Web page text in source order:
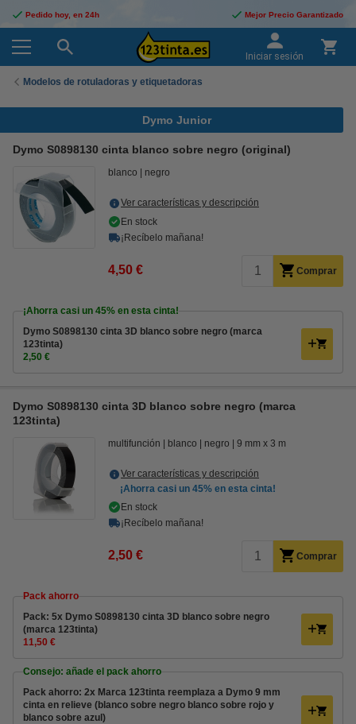
Pedido hoy, en 24h Mejor Precio Garantizado
Iniciar sesión
Modelos de rotuladoras y etiquetadoras
Dymo Junior
Dymo S0898130 cinta blanco sobre negro (original)
blanco negro
Ver características y descripción
En stock
¡Recíbelo mañana!
4,50 € Comprar
¡Ahorra casi un 45% en esta cinta!
Dymo S0898130 cinta 3D blanco sobre negro (marca
123tinta)
2,50 €
Dymo S0898130 cinta 3D blanco sobre negro (marca
123tinta)
multifunción blanco negro 9 mm x 3 m
Ver características y descripción
¡Ahorra casi un 45% en esta cinta!
En stock
¡Recíbelo mañana!
2,50 € Comprar
Pack ahorro
Pack: 5x Dymo S0898130 cinta 3D blanco sobre negro
(marca 123tinta)
11,50 €
Consejo: añade el pack ahorro
Pack ahorro: 2x Marca 123tinta reemplaza a Dymo 9 mm
cinta en relieve (blanco sobre negro blanco sobre rojo y
blanco sobre azul)